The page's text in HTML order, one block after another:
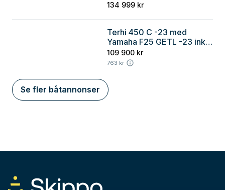
134 999 kr
Terhi 450 C -23 med
Yamaha F25 GETL -23 ink
trailer
109 900 kr
763 kr
Se fler båtannonser